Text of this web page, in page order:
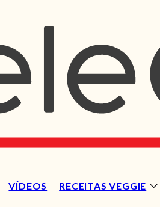
VÍDEOS RECEITAS VEGGIE